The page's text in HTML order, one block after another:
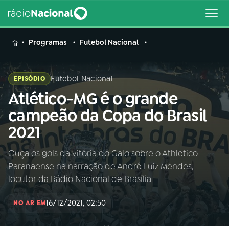
MENU
Buscar
na
Rádio
Nacional
Buscar
AO VIVO
INÍCIO
Programas Futebol Nacional
EPISÓDIO Futebol Nacional
Atlético-MG é o grande
campeão da Copa do Brasil
2021
Ouça os gols da vitória do Galo sobre o Athletico
Paranaense na narração de André Luiz Mendes,
locutor da Rádio Nacional de Brasília
NO AR EM16/12/2021, 02:50